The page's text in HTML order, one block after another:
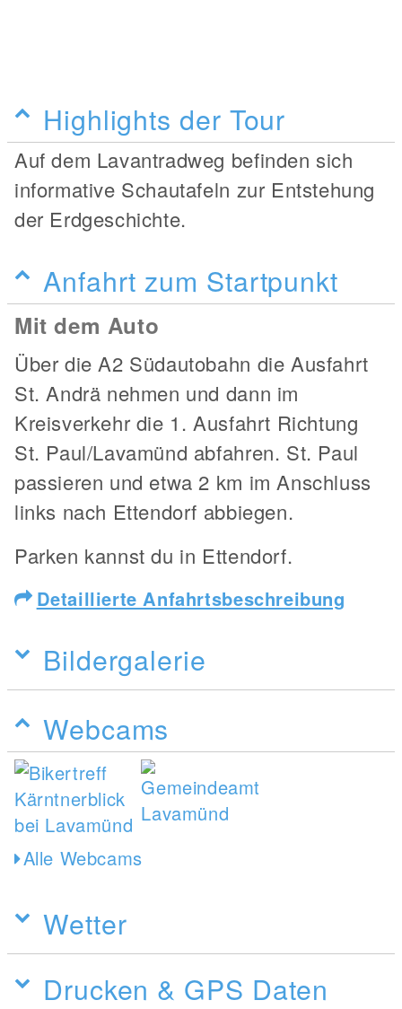
Highlights der Tour
Auf dem Lavantradweg befinden sich
informative Schautafeln zur Entstehung
der Erdgeschichte.
Anfahrt zum Startpunkt
Mit dem Auto
Über die A2 Südautobahn die Ausfahrt
St. Andrä nehmen und dann im
Kreisverkehr die 1. Ausfahrt Richtung
St. Paul/Lavamünd abfahren. St. Paul
passieren und etwa 2 km im Anschluss
links nach Ettendorf abbiegen.
Parken kannst du in Ettendorf.
Detaillierte Anfahrtsbeschreibung
Bildergalerie
Webcams
Alle Webcams
Wetter
Drucken & GPS Daten